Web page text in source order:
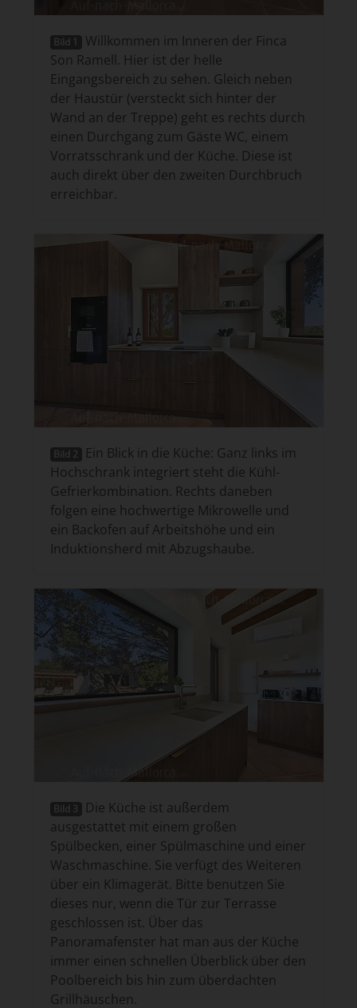
Bild 1
Willkommen im Inneren der Finca
Son Ramell. Hier ist der helle
Eingangsbereich zu sehen. Gleich neben
der Haustür (versteckt sich hinter der
Wand an der Treppe) geht es rechts durch
einen Durchgang zum Gäste WC, einem
Vorratsschrank und der Küche. Diese ist
auch direkt über den zweiten Durchbruch
erreichbar.
Bild 2
Ein Blick in die Küche: Ganz links im
Hochschrank integriert steht die Kühl-
Gefrierkombination. Rechts daneben
folgen eine hochwertige Mikrowelle und
ein Backofen auf Arbeitshöhe und ein
Induktionsherd mit Abzugshaube.
Bild 3
Die Küche ist außerdem
ausgestattet mit einem großen
Spülbecken, einer Spülmaschine und einer
Waschmaschine. Sie verfügt des Weiteren
über ein Klimagerät. Bitte benutzen Sie
dieses nur, wenn die Tür zur Terrasse
geschlossen ist. Über das
Panoramafenster hat man aus der Küche
immer einen schnellen Überblick über den
Poolbereich bis hin zum überdachten
Grillhäuschen.